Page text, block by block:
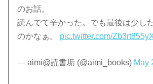
のお話。
読んでて辛かった。でも最後は少し
のかなぁ。 pic.twitter.com/
— aimi@読書垢 (@aimi_books) May